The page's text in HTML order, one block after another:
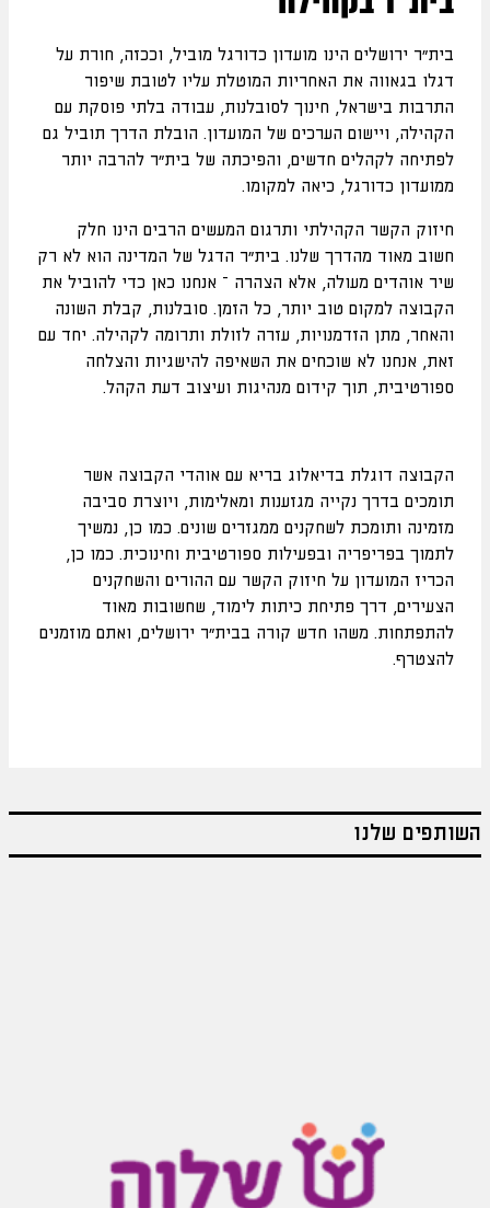
בית"ר ירושלים הינו מועדון כדורגל מוביל, וככזה, חורת על
דגלו בגאווה את האחריות המוטלת עליו לטובת שיפור
התרבות בישראל, חינוך לסובלנות, עבודה בלתי פוסקת עם
הקהילה, ויישום הערכים של המועדון. הובלת הדרך תוביל גם
לפתיחה לקהלים חדשים, והפיכתה של בית"ר להרבה יותר
ממועדון כדורגל, כיאה למקומו.
חיזוק הקשר הקהילתי ותרגום המעשים הרבים הינו חלק
חשוב מאוד מהדרך שלנו. בית"ר הדגל של המדינה הוא לא רק
שיר אוהדים מעולה, אלא הצהרה – אנחנו כאן כדי להוביל את
הקבוצה למקום טוב יותר, כל הזמן. סובלנות, קבלת השונה
והאחר, מתן הזדמנויות, עזרה לזולת ותרומה לקהילה. יחד עם
זאת, אנחנו לא שוכחים את השאיפה להישגיות והצלחה
ספורטיבית, תוך קידום מנהיגות ועיצוב דעת הקהל.
הקבוצה דוגלת בדיאלוג בריא עם אוהדי הקבוצה אשר
תומכים בדרך נקייה מגזענות ומאלימות, ויוצרת סביבה
מזמינה ותומכת לשחקנים ממגזרים שונים. כמו כן, נמשיך
לתמוך בפריפריה ובפעילות ספורטיבית וחינוכית. כמו כן,
הכריז המועדון על חיזוק הקשר עם ההורים והשחקנים
הצעירים, דרך פתיחת כיתות לימוד, שחשובות מאוד
להתפתחות. משהו חדש קורה בבית"ר ירושלים, ואתם מוזמנים
להצטרף.
השותפים שלנו